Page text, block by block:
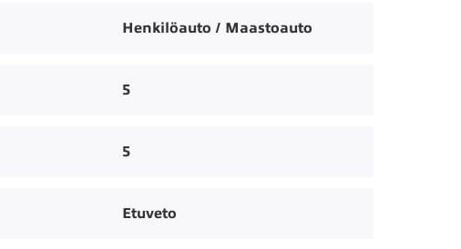
Henkilöauto / Maastoauto
5
5
Etuveto